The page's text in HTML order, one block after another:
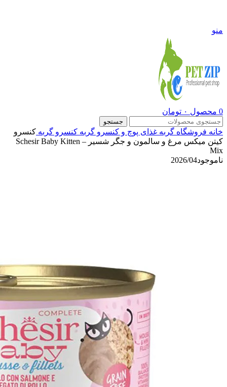
منو
0 محصول ۰ تومان
جستجو
خانه فروشگاه گربه غذای پوچ و کنسرو گربه کنسرو گربه کنسرو
کیتن میکس مرغ و سالمون و جگر شسیر – Schesir Baby Kitten
Mix
ناموجود2026/04